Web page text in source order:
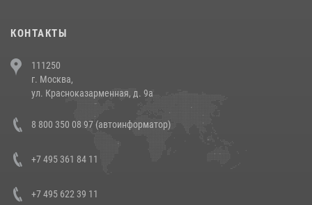
напавших на бригаду скорой помощи (видео)
14 июля 2026, 12:20
В Росгвардии прошла военно-научная конференция по обобщению
боевого опыта
КОНТАКТЫ
111250
г. Москва,
ул. Красноказарменная, д. 9а
8 800 350 08 97 (автоинформатор)
+7 495 361 84 11
+7 495 622 39 11